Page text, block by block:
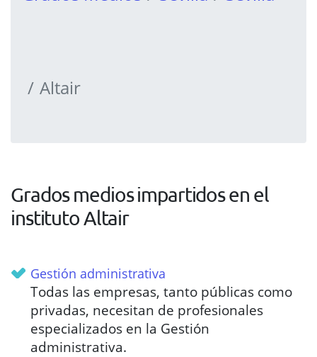
Altair
Grados medios impartidos en el
instituto Altair
Gestión administrativa
Todas las empresas, tanto públicas como
privadas, necesitan de profesionales
especializados en la Gestión
administrativa.